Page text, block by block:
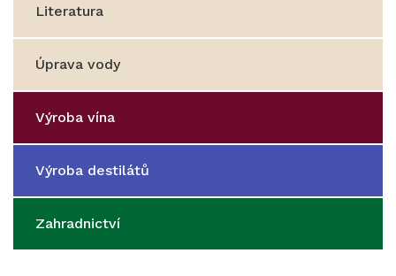
Literatura
Úprava vody
Výroba vína
Výroba destilátů
Zahradnictví